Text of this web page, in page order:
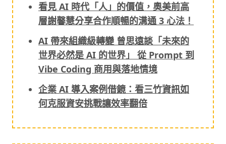
看見 AI 時代「人」的價值，奧美前高
層謝馨慧分享合作順暢的溝通 3 心法！
AI 帶來組織級轉變 曾思遠談「未來的
世界必然是 AI 的世界」 從 Prompt 到
Vibe Coding 商用與落地情境
企業 AI 導入案例借鏡：看三竹資訊如
何克服資安挑戰讓效率翻倍